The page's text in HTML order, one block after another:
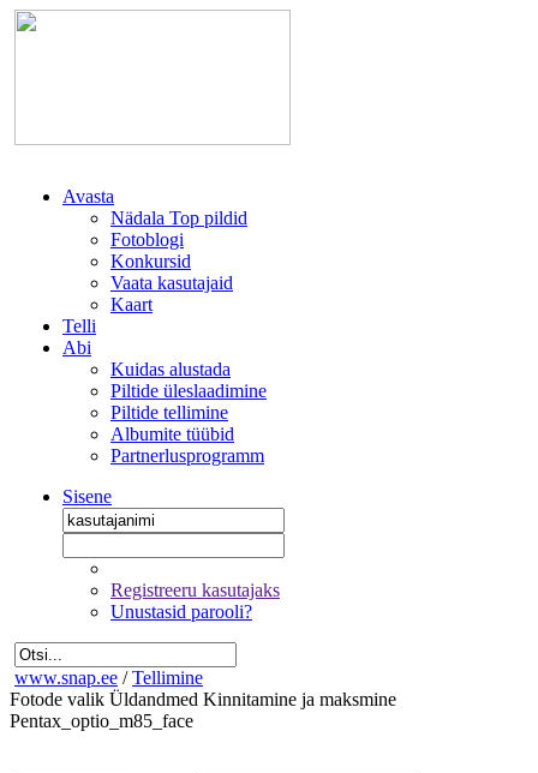
Avasta
Nädala Top pildid
Fotoblogi
Konkursid
Vaata kasutajaid
Kaart
Telli
Abi
Kuidas alustada
Piltide üleslaadimine
Piltide tellimine
Albumite tüübid
Partnerlusprogramm
Sisene
Registreeru kasutajaks
Unustasid parooli?
www.snap.ee / Tellimine
Fotode valik Üldandmed Kinnitamine ja maksmine
Pentax_optio_m85_face